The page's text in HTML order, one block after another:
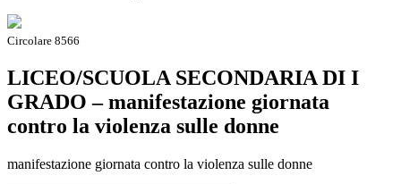
Circolare 8566
LICEO/SCUOLA SECONDARIA DI I
GRADO – manifestazione giornata
contro la violenza sulle donne
manifestazione giornata contro la violenza sulle donne